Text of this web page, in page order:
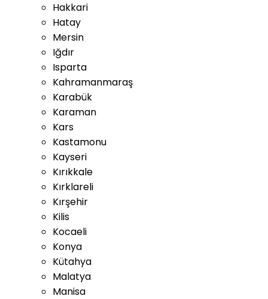
Hakkari
Hatay
Mersin
Iğdır
Isparta
Kahramanmaraş
Karabük
Karaman
Kars
Kastamonu
Kayseri
Kırıkkale
Kırklareli
Kırşehir
Kilis
Kocaeli
Konya
Kütahya
Malatya
Manisa